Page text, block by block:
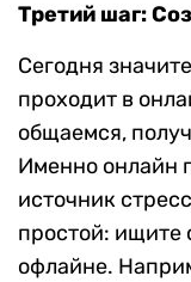
Третий шаг:
Сегодня
проходит в
общаемся,
Именно онлайн
источник
простой: ищите
офлайне.